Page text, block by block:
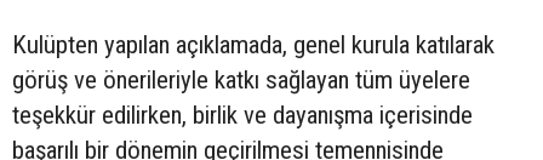
Kulüpten yapılan açıklamada, genel kurula katılarak
görüş ve önerileriyle katkı sağlayan tüm üyelere
teşekkür edilirken, birlik ve dayanışma içerisinde
başarılı bir dönemin geçirilmesi temennisinde